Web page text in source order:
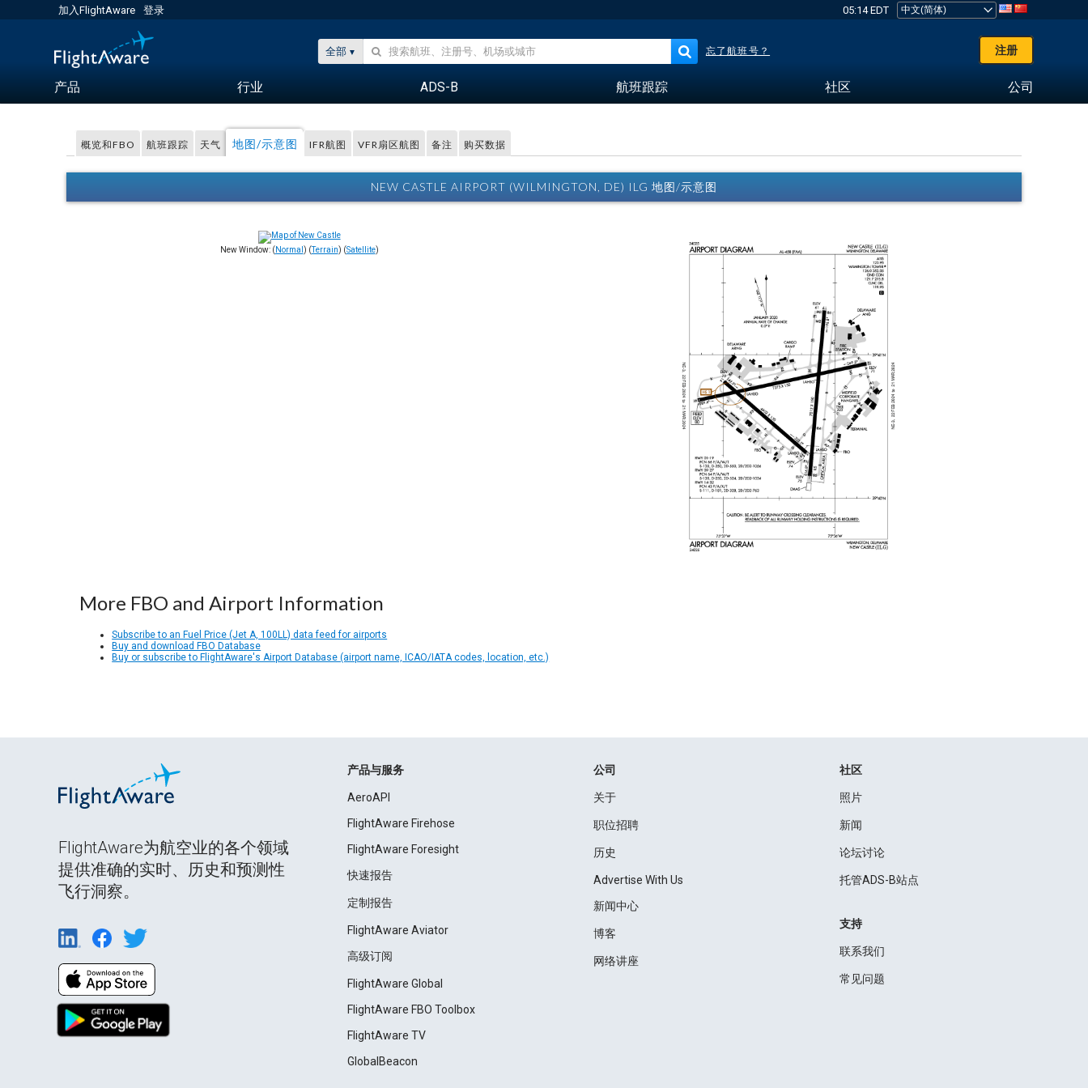
加入FlightAware 登录 05:14 EDT
全部 忘了航班号？ 注册
产品 行业 ADS-B 航班跟踪 社区 公司
概览和FBO 航班跟踪 天气 地图/示意图 IFR航图 VFR扇区航图 备注 购买数据
NEW CASTLE AIRPORT (WILMINGTON, DE) ILG 地图/示意图
New Window: ( Normal ) (Terrain) (Satellite)
More FBO and Airport Information
Subscribe to an Fuel Price (Jet A, 100LL) data feed for airports
Buy and download FBO Database
Buy or subscribe to FlightAware's Airport Database (airport name, ICAO/IATA codes, location, etc.)
FlightAware为航空业的各个领域
提供准确的实时、历史和预测性
飞行洞察。
产品与服务
AeroAPI
FlightAware Firehose
FlightAware Foresight
快速报告
定制报告
FlightAware Aviator
高级订阅
FlightAware Global
FlightAware FBO Toolbox
FlightAware TV
GlobalBeacon
公司
关于
职位招聘
历史
Advertise With Us
新闻中心
博客
网络讲座
社区
照片
新闻
论坛讨论
托管ADS-B站点
支持
联系我们
常见问题